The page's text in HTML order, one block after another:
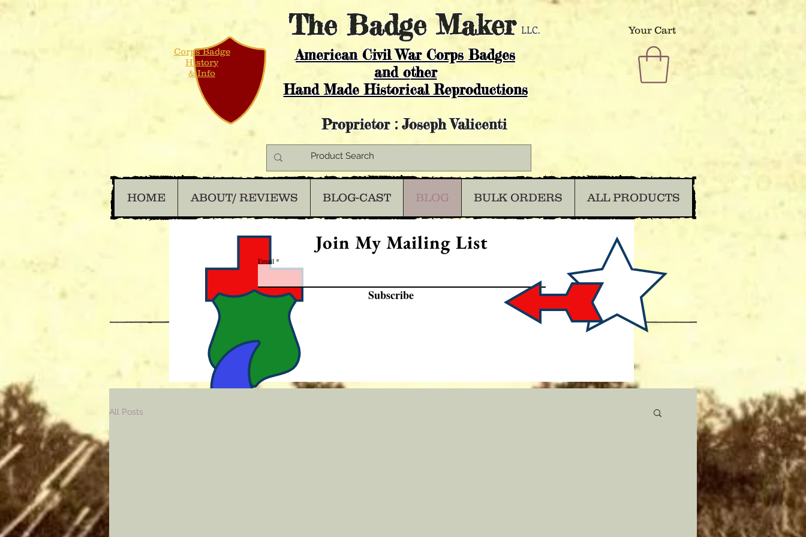
TheBadge Maker LLC. Your Cart
American Civil War Corps Badges
and other
Hand Made Historical Reproductions
Corps Badge
History
& Info
Proprietor : Joseph Valicenti
HOME ABOUT/ REVIEWS BLOG-CAST BLOG BULK ORDERS ALL PRODUCTS
Join My Mailing List
Email
Subscribe
All Posts